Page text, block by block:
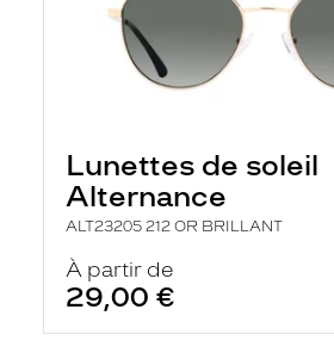
Lunettes de soleil
Alternance
ALT23205 212 OR BRILLANT
À partir de
29,00 €